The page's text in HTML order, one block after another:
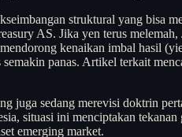
struktural yang bisa
AS. Jika yen terus
kenaikan imbal hasil
panas. Artikel terkait
juga sedang merevisi doktrin
situasi ini menciptakan
emerging market.